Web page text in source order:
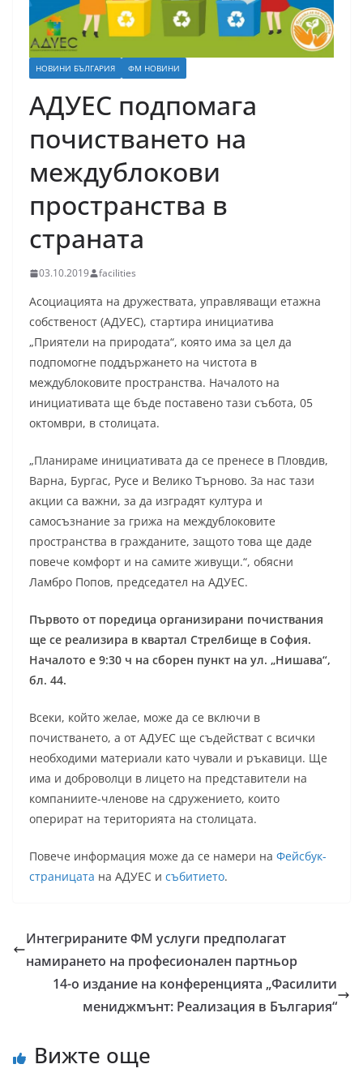
НОВИНИ БЪЛГАРИЯ ФМ НОВИНИ
АДУЕС подпомага
почистването на
междублокови
пространства в
страната
03.10.2019 facilities
Асоциацията на дружествата, управляващи етажна
собственост (АДУЕС), стартира инициатива
„Приятели на природата“, която има за цел да
подпомогне поддържането на чистота в
междублоковите пространства. Началото на
инициативата ще бъде поставено тази събота, 05
октомври, в столицата.
„Планираме инициативата да се пренесе в Пловдив,
Варна, Бургас, Русе и Велико Търново. За нас тази
акции са важни, за да изградят култура и
самосъзнание за грижа на междублоковите
пространства в гражданите, защото това ще даде
повече комфорт и на самите живущи.“, обясни
Ламбро Попов, председател на АДУЕС.
Първото от поредица организирани почиствания
ще се реализира в квартал Стрелбище в София.
Началото е 9:30 ч на сборен пункт на ул. „Нишава“,
бл. 44.
Всеки, който желае, може да се включи в
почистването, а от АДУЕС ще съдействат с всички
необходими материали като чували и ръкавици. Ще
има и доброволци в лицето на представители на
компаниите-членове на сдружението, които
оперират на територията на столицата.
Повече информация може да се намери на Фейсбук-
страницата на АДУЕС и събитието.
Интегрираните ФМ услуги предполагат
намирането на професионален партньор
14-о издание на конференцията „Фасилити
мениджмънт: Реализация в България“
Вижте още